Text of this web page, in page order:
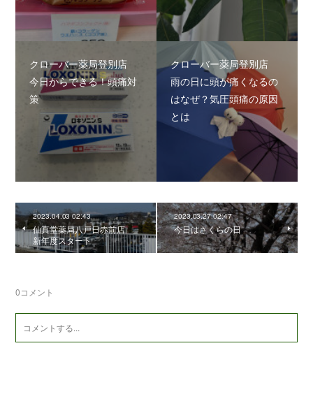
クローバー薬局登別店
今日からできる！頭痛対
策
クローバー薬局登別店
雨の日に頭が痛くなるの
はなぜ？気圧頭痛の原因
とは
2023.04.03 02:43
仙真堂薬局八戸日赤前店
新年度スタート
2023.03.27 02:47
今日はさくらの日
0コメント